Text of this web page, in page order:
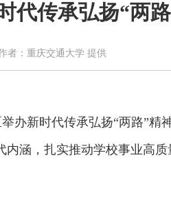
代传承弘扬“两
者：重庆交通大学 提供
办新时代传承弘扬“两路”精
内涵，扎实推动学校事业高